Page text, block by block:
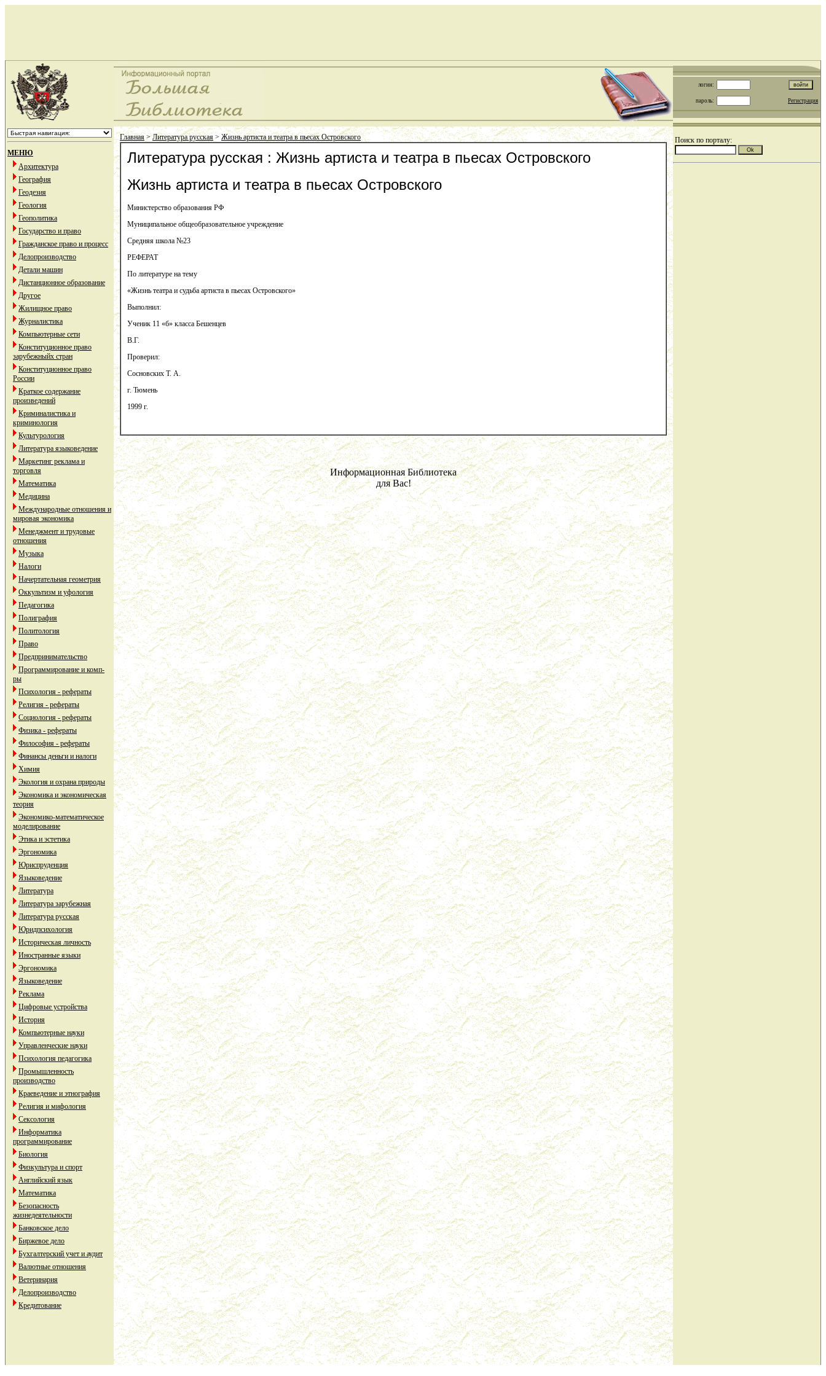
логин:
пароль: Регистрация
МЕНЮ
Архитектура
География
Геодезия
Геология
Геополитика
Государство и право
Гражданское право и процесс
Делопроизводство
Детали машин
Дистанционное образование
Другое
Жилищное право
Журналистика
Компьютерные сети
Конституционное право
зарубежныйх стран
Конституционное право
России
Краткое содержание
произведений
Криминалистика и
криминология
Культурология
Литература языковедение
Маркетинг реклама и
торговля
Математика
Медицина
Международные отношения и
мировая экономика
Менеджмент и трудовые
отношения
Музыка
Налоги
Начертательная геометрия
Оккультизм и уфология
Педагогика
Полиграфия
Политология
Право
Предпринимательство
Программирование и комп-
ры
Психология - рефераты
Религия - рефераты
Социология - рефераты
Физика - рефераты
Философия - рефераты
Финансы деньги и налоги
Химия
Экология и охрана природы
Экономика и экономическая
теория
Экономико-математическое
моделирование
Этика и эстетика
Эргономика
Юриспруденция
Языковедение
Литература
Литература зарубежная
Литература русская
Юридпсихология
Историческая личность
Иностранные языки
Эргономика
Языковедение
Реклама
Цифровые устройства
История
Компьютерные науки
Управленческие науки
Психология педагогика
Промышленность
производство
Краеведение и этнография
Религия и мифология
Сексология
Информатика
программирование
Биология
Физкультура и спорт
Английский язык
Математика
Безопасность
жизнедеятельности
Банковское дело
Биржевое дело
Бухгалтерский учет и аудит
Валютные отношения
Ветеринария
Делопроизводство
Кредитование
Главная>Литература русская > Жизнь артиста и театра в пьесах Островского
Литература русская : Жизнь артиста и театра в пьесах Островского
Жизнь артиста и театра в пьесах Островского
Министерство образования РФ
Муниципальное общеобразовательное учреждение
Средняя школа №23
РЕФЕРАТ
По литературе на тему
«Жизнь театра и судьба артиста в пьесах Островского»
Выполнил:
Ученик 11 «б» класса Бешенцев
В.Г.
Проверил:
Сосновских Т. А.
г. Тюмень
1999 г.
Информационная Библиотека
для Вас!
Поиск по порталу: